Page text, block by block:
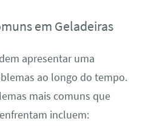
em Geladeiras
apresentar uma
ao longo do tempo.
mais comuns que
incluem: